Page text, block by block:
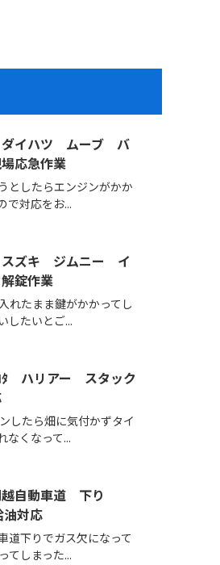
イハツ ムーブ バ
応急作業
としたらエンジンがかか
で対応をお...
ズキ ジムニー イ
錠作業
れたまま鍵がかかってし
したいとご...
ハリアー スタック
したら畑に気付かずタイ
なくなって...
自動車道 下り
対応
道下りでガス欠になって
てしまった...